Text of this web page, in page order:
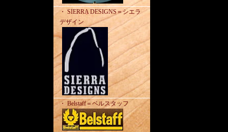
・ SIERRA DESIGNS＝シエラ
デザイン
・ Belstaff＝ベルスタッフ